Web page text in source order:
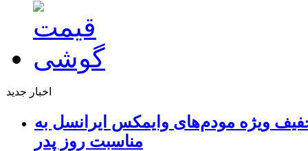
اخبار جدید
ویژه مودم‌های وایمکس ایرانسل به
مناسبت روز پدر